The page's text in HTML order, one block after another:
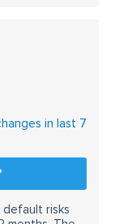
in last 7
risks